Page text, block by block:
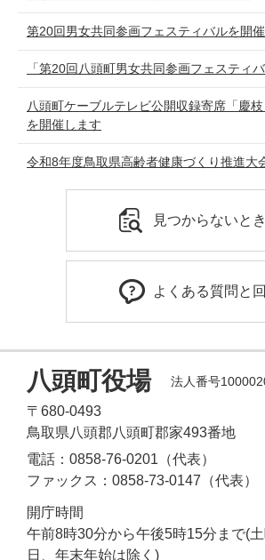
第20回男女共同参画フェスティバルを開
「第20回八頭町男女共同参画フェスティ
八頭町ケーブルテレビ公開収録寄席「慶枝
を開催します
令和8年度鳥取県高齢者健康づくり推進大
見つからないと
よくある質問と
八頭町役場 法人番号
〒680-0493
鳥取県八頭郡八頭町郡家493番地
電話：0858-76-0201（代表）
ファックス：0858-73-0147（代表）
開庁時間
午前8時30分から午後5時15分まで(
日、年末年始は除く)